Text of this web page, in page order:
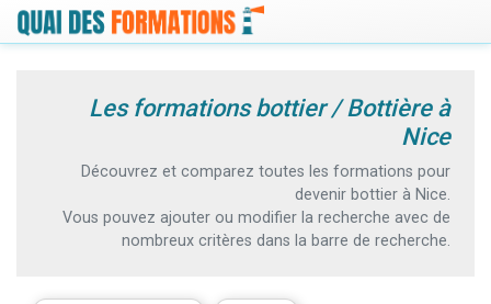
Les formations bottier / Bottière à
Nice
Découvrez et comparez toutes les formations pour
devenir bottier à Nice.
Vous pouvez ajouter ou modifier la recherche avec de
nombreux critères dans la barre de recherche.